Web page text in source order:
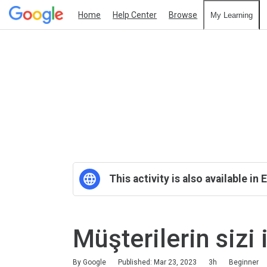
Home Help Center Browse My Learning
This activity is also available in
Müşterilerin sizi
By Google Published: Mar 23, 2023 3h Beginner